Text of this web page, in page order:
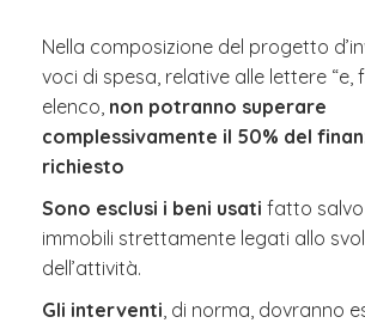
Nella composizione del progetto
voci di spesa, relative alle lettere “e, f,
elenco, non potranno superare
complessivamente il 50% del
richiesto
Sono esclusi i beni usati fatto salvo
immobili strettamente legati allo
dell’attività.
Gli interventi, di norma, dovranno